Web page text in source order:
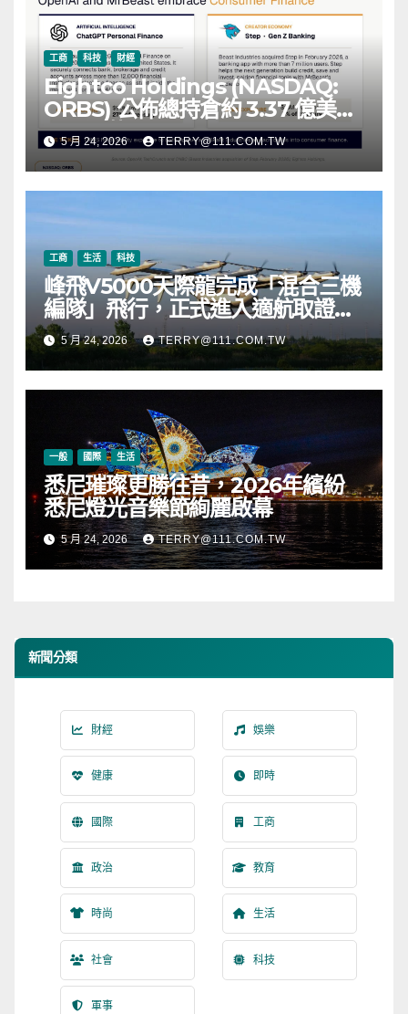
工商 科技 財經
Eightco Holdings (NASDAQ:
ORBS) 公佈總持倉約 3.37 億美
元，涵蓋 OpenAI、Beast
Industries、超過 11,000 枚以太
幣 (ETH) 及逾 2.83 億枚 WLD 代
5 月 24, 2026 TERRY@111.COM.TW
工商 生活 科技
峰飛V5000天際龍完成「混合三機
編隊」飛行，正式進入適航取證階
段5 月 24, 2026 TERRY@111.COM.TW
一般 國際 生活
悉尼璀璨更勝往昔，2026年繽紛
悉尼燈光音樂節絢麗啟幕
5 月 24, 2026 TERRY@111.COM.TW
新聞分類
財經 娛樂
健康 即時
國際 工商
政治 教育
時尚 生活
社會 科技
軍事